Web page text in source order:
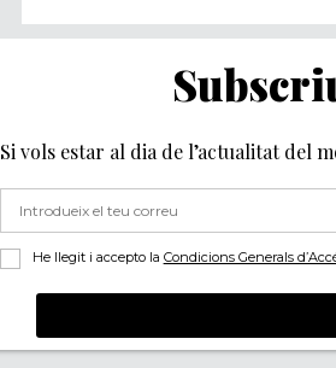
Si vols estar al dia de l’actualitat del
He llegit i accepto la Condicions Generals